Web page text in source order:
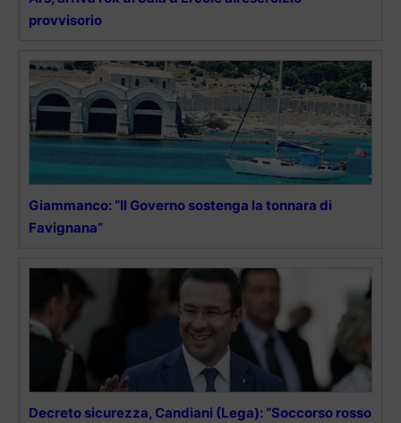
provvisorio
Giammanco: “Il Governo sostenga la tonnara di
Favignana”
Decreto sicurezza, Candiani (Lega): “Soccorso rosso